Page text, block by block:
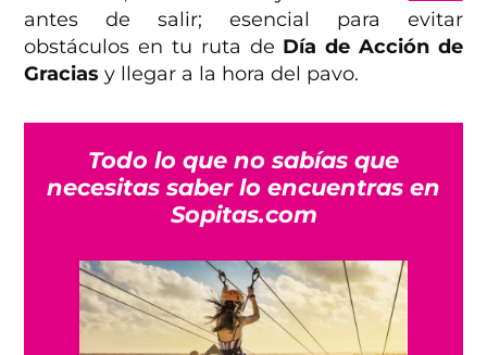
antes de salir; esencial para evitar
obstáculos en tu ruta de Día de Acción de
Gracias y llegar a la hora del pavo.
Todo lo que no sabías que
necesitas saber lo encuentras en
Sopitas.com